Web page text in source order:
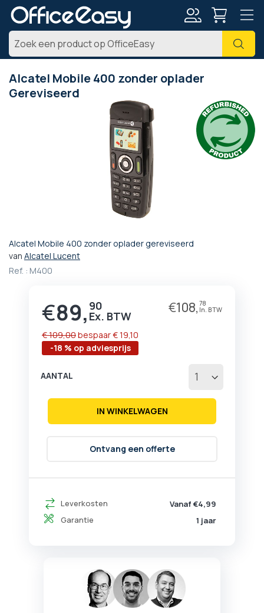
Zoek
Alcatel Mobile 400 zonder oplader
Gereviseerd
Alcatel Mobile 400 zonder oplader gereviseerd
van Alcatel Lucent
Ref. : M400
Prijs
€89, 90 €108, 78
-18 % op adviesprijs
€ 109,00bespaar€ 19,10
Leverkosten
Vanaf €4,99
Garantie
1 jaar
AANTAL
IN WINKELWAGEN
Ontvang een offerte
Ga
naar
het
afbeeldingen-